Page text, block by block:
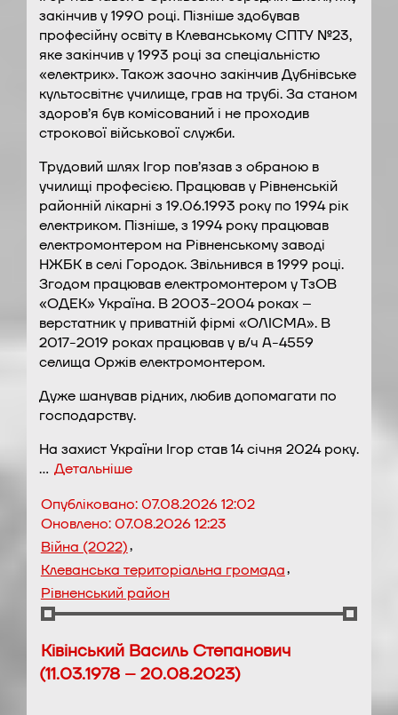
закінчив у 1990 році. Пізніше здобував
професійну освіту в Клеванському СПТУ №23,
яке закінчив у 1993 році за спеціальністю
«електрик». Також заочно закінчив Дубнівське
культосвітнє училище, грав на трубі. За станом
здоров’я був комісований і не проходив
строкової військової служби.
Трудовий шлях Ігор пов’язав з обраною в
училищі професією. Працював у Рівненській
районній лікарні з 19.06.1993 року по 1994 рік
електриком. Пізніше, з 1994 року працював
електромонтером на Рівненському заводі
НЖБК в селі Городок. Звільнився в 1999 році.
Згодом працював електромонтером у ТзОВ
«ОДЕК» Україна. В 2003-2004 роках –
верстатник у приватній фірмі «ОЛІСМА». В
2017-2019 роках працював у в/ч А-4559
селища Оржів електромонтером.
Дуже шанував рідних, любив допомагати по
господарству.
На захист України Ігор став 14 січня 2024 року.
… Детальніше
Опубліковано:07.08.2026 12:02
Оновлено:07.08.2026 12:23
Війна (2022),
Клеванська територіальна громада,
Рівненський район
Ківінський Василь Степанович
(11.03.1978 – 20.08.2023)